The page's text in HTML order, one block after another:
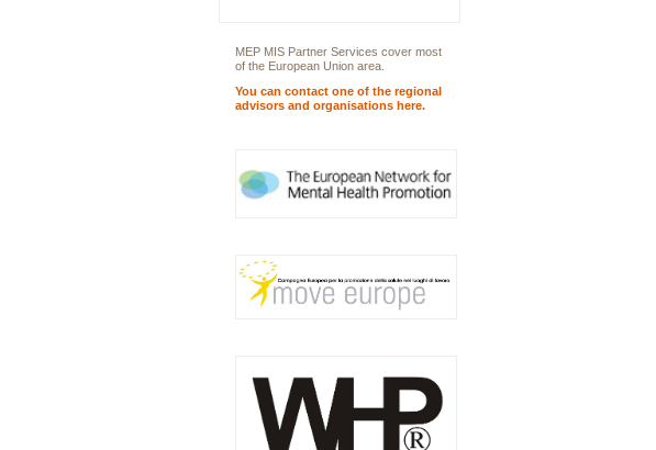
MEP MIS Partner Services cover most
of the European Union area.
You can contact one of the regional
advisors and organisations here.